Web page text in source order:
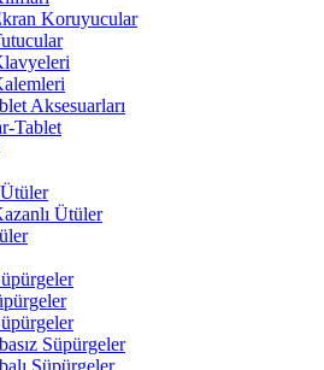
Koruyucular
Aksesuarları
Tablet
Ütüler
Süpürgeler
Süpürgeler